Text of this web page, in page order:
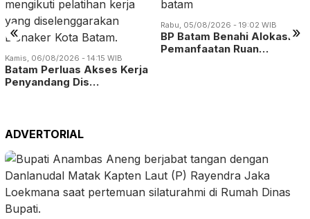
« »
Kamis, 06/08/2026 - 14:15 WIB
Batam Perluas Akses Kerja
Penyandang Dis…
Rabu, 05/08/2026 - 19:02 WIB
BP Batam Benahi Alokasi
Pemanfaatan Ruan…
ADVERTORIAL